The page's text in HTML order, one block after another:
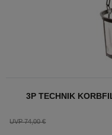
3P TECHNIK
UVP 74,00 €